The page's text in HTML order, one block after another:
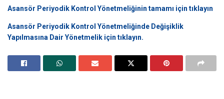
Asansör Periyodik Kontrol Yönetmeliğinin tamamı için tıklayın
Asansör Periyodik Kontrol Yönetmeliğinde Değişiklik
Yapılmasına Dair Yönetmelik için tıklayın.